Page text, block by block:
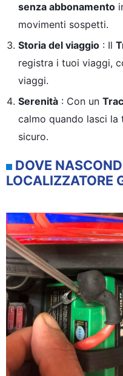
senza abbonamento
movimenti sospetti.
Storia del viaggio : Il
registra i tuoi viaggi,
viaggi.
Serenità : Con un
calmo quando lasci
sicuro.
DOVE
LOCALIZZATORE